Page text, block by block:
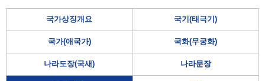
국가상징개요 국기(태극기)
국가(애국가) 국화(무궁화)
나라도장(국새) 나라문장